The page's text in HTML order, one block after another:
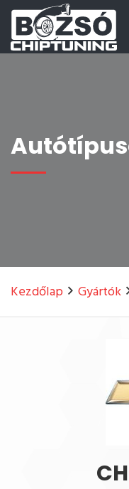
Kezdőlap Gyártók